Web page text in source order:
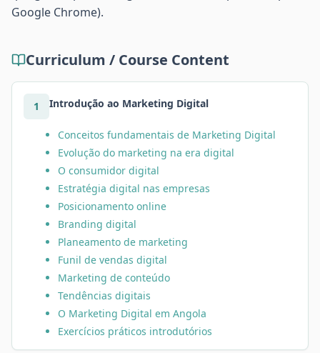
Google Chrome).
Curriculum / Course Content
1 Introdução ao Marketing Digital
Conceitos fundamentais de Marketing Digital
Evolução do marketing na era digital
O consumidor digital
Estratégia digital nas empresas
Posicionamento online
Branding digital
Planeamento de marketing
Funil de vendas digital
Marketing de conteúdo
Tendências digitais
O Marketing Digital em Angola
Exercícios práticos introdutórios